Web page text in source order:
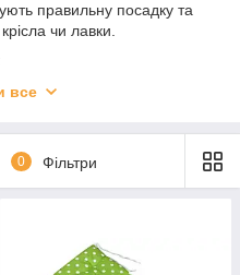
правильну посадку та
чи лавки.
і крісел
пуфів— м’які, зручні, зі
синтепух, пінополіуретан,
та альтанок, а також
все
0 Фільтри